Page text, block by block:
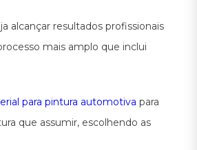
alcançar resultados profissionais
mais amplo que inclui
para pintura automotiva para
que assumir, escolhendo as